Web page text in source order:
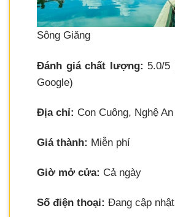
Sông Giăng
Đánh giá chất lượng: 5.0/5
Google)
Địa chỉ: Con Cuông, Nghệ An
Giá thành: Miễn phí
Giờ mở cửa: Cả ngày
Số điện thoại: Đang cập nhật